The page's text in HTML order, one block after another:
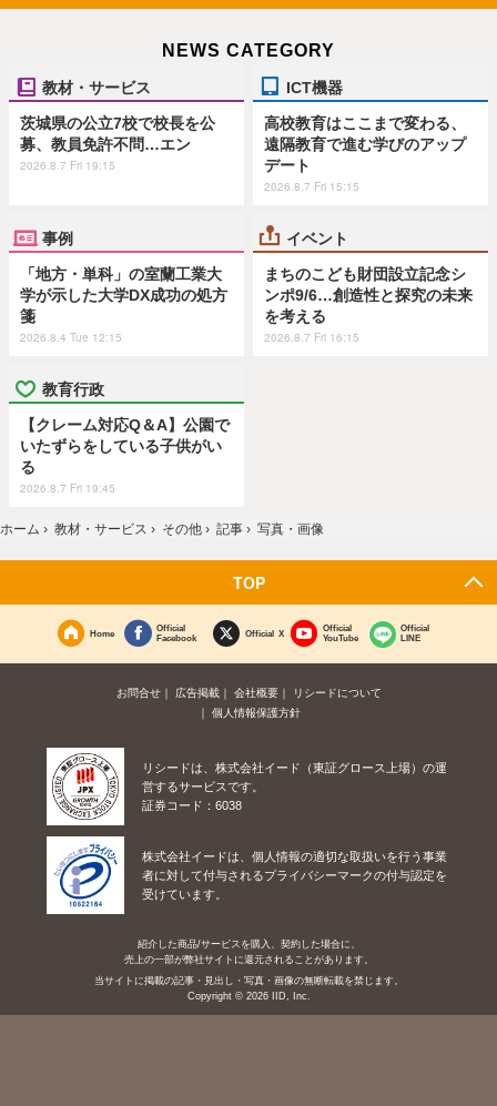
NEWS CATEGORY
教材・サービス
茨城県の公立7校で校長を公
募、教員免許不問…エン
2026.8.7 Fri 19:15
ICT機器
高校教育はここまで変わる、
遠隔教育で進む学びのアップ
デート
2026.8.7 Fri 15:15
事例
「地方・単科」の室蘭工業大
学が示した大学DX成功の処方
箋
2026.8.4 Tue 12:15
イベント
まちのこども財団設立記念シ
ンポ9/6…創造性と探究の未来
を考える
2026.8.7 Fri 16:15
教育行政
【クレーム対応Q＆A】公園で
いたずらをしている子供がい
る
2026.8.7 Fri 19:45
ホーム › 教材・サービス › その他 › 記事 › 写真・画像
TOP
Home
Official
Facebook
Official X
Official
YouTube
Official
LINE
お問合せ 広告掲載 会社概要
リシードについて
個人情報保護方針
リシードは、株式会社イード（東証グロース上場）の運
営するサービスです。
証券コード：6038
株式会社イードは、個人情報の適切な取扱いを行う事業
者に対して付与されるプライバシーマークの付与認定を
受けています。
紹介した商品/サービスを購入、契約した場合に、
売上の一部が弊社サイトに還元されることがあります。
当サイトに掲載の記事・見出し・写真・画像の無断転載を禁じます。
Copyright © 2026 IID, Inc.